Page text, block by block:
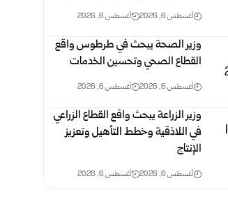
أغسطس 6, 2026 أغسطس 6, 2026
وزير الصحة يبحث في طرطوس واقع
القطاع الصحي وتحسين الخدمات
أغسطس 6, 2026 أغسطس 6, 2026
وزير الزراعة يبحث واقع القطاع الزراعي
في اللاذقية وخطط التأهيل وتعزيز
الإنتاج
أغسطس 6, 2026 أغسطس 6, 2026